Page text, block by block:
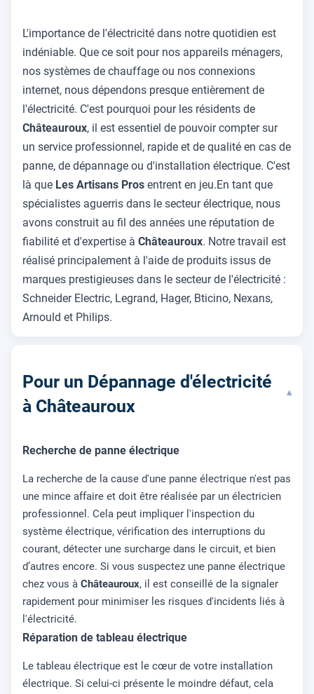
L'importance de l'électricité dans notre quotidien est
indéniable. Que ce soit pour nos appareils ménagers,
nos systèmes de chauffage ou nos connexions
internet, nous dépendons presque entièrement de
l'électricité. C'est pourquoi pour les résidents de
Châteauroux, il est essentiel de pouvoir compter sur
un service professionnel, rapide et de qualité en cas de
panne, de dépannage ou d'installation électrique. C'est
là que Les Artisans Pros entrent en jeu.En tant que
spécialistes aguerris dans le secteur électrique, nous
avons construit au fil des années une réputation de
fiabilité et d'expertise à Châteauroux. Notre travail est
réalisé principalement à l'aide de produits issus de
marques prestigieuses dans le secteur de l'électricité :
Schneider Electric, Legrand, Hager, Bticino, Nexans,
Arnould et Philips.
Pour un Dépannage d'électricité
à Châteauroux
▾
Recherche de panne électrique
La recherche de la cause d'une panne électrique n'est pas
une mince affaire et doit être réalisée par un électricien
professionnel. Cela peut impliquer l'inspection du
système électrique, vérification des interruptions du
courant, détecter une surcharge dans le circuit, et bien
d’autres encore. Si vous suspectez une panne électrique
chez vous à Châteauroux, il est conseillé de la signaler
rapidement pour minimiser les risques d'incidents liés à
l'électricité.
Réparation de tableau électrique
Le tableau électrique est le cœur de votre installation
électrique. Si celui-ci présente le moindre défaut, cela